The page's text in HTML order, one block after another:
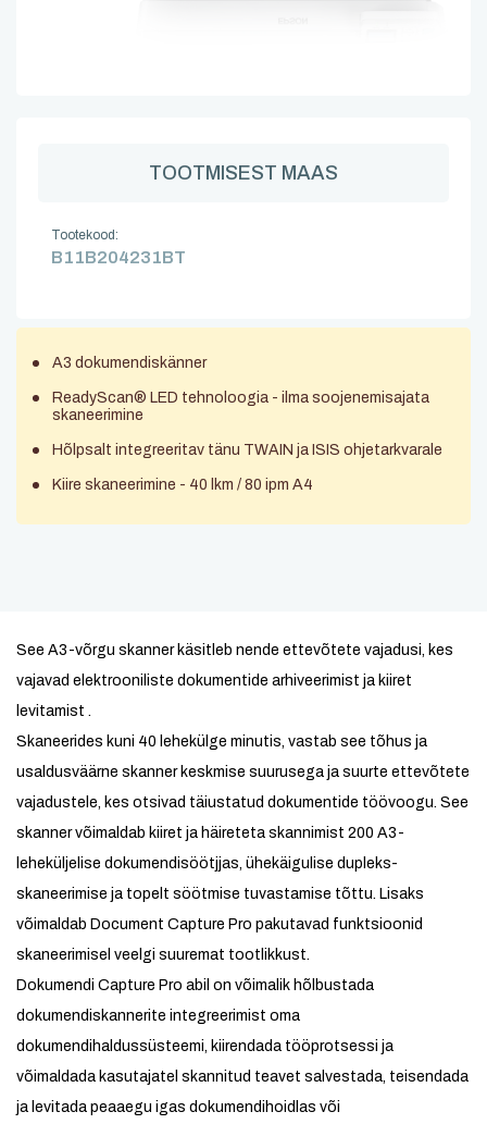
TOOTMISEST MAAS
Tootekood:
B11B204231BT
A3 dokumendiskänner
ReadyScan® LED tehnoloogia - ilma soojenemisajata
skaneerimine
Hõlpsalt integreeritav tänu TWAIN ja ISIS ohjetarkvarale
Kiire skaneerimine - 40 lkm / 80 ipm A4
See A3-võrgu skanner käsitleb nende ettevõtete vajadusi, kes
vajavad elektrooniliste dokumentide arhiveerimist ja kiiret
levitamist .
Skaneerides kuni 40 lehekülge minutis, vastab see tõhus ja
usaldusväärne skanner keskmise suurusega ja suurte ettevõtete
vajadustele, kes otsivad täiustatud dokumentide töövoogu. See
skanner võimaldab kiiret ja häireteta skannimist 200 A3-
leheküljelise dokumendisöötjjas, ühekäigulise dupleks-
skaneerimise ja topelt söötmise tuvastamise tõttu. Lisaks
võimaldab Document Capture Pro pakutavad funktsioonid
skaneerimisel veelgi suuremat tootlikkust.
Dokumendi Capture Pro abil on võimalik hõlbustada
dokumendiskannerite integreerimist oma
dokumendihaldussüsteemi, kiirendada tööprotsessi ja
võimaldada kasutajatel skannitud teavet salvestada, teisendada
ja levitada peaaegu igas dokumendihoidlas või